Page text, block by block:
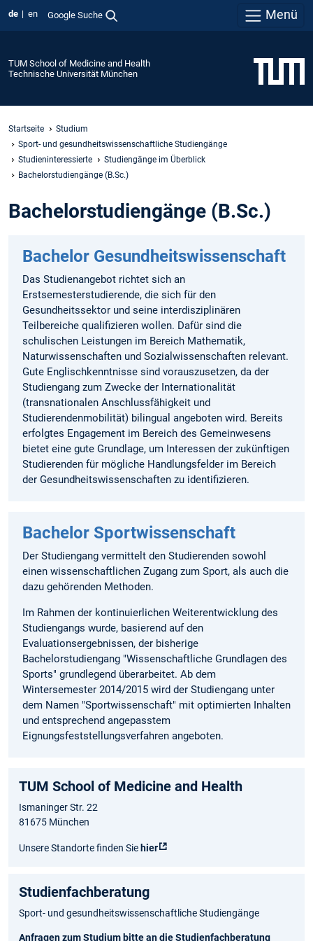
de en Google Suche Menü
TUM School of Medicine and Health
Technische Universität München
Startseite
Studium
Sport- und gesundheitswissenschaftliche Studiengänge
Studieninteressierte
Studiengänge im Überblick
Bachelorstudiengänge (B.Sc.)
Bachelorstudiengänge (B.Sc.)
Bachelor Gesundheitswissenschaft
Das Studienangebot richtet sich an
Erstsemesterstudierende, die sich für den
Gesundheitssektor und seine interdisziplinären
Teilbereiche qualifizieren wollen. Dafür sind die
schulischen Leistungen im Bereich Mathematik,
Naturwissenschaften und Sozialwissenschaften relevant.
Gute Englischkenntnisse sind vorauszusetzen, da der
Studiengang zum Zwecke der Internationalität
(transnationalen Anschlussfähigkeit und
Studierendenmobilität) bilingual angeboten wird. Bereits
erfolgtes Engagement im Bereich des Gemeinwesens
bietet eine gute Grundlage, um Interessen der zukünftigen
Studierenden für mögliche Handlungsfelder im Bereich
der Gesundheitswissenschaften zu identifizieren.
Bachelor Sportwissenschaft
Der Studiengang vermittelt den Studierenden sowohl
einen wissenschaftlichen Zugang zum Sport, als auch die
dazu gehörenden Methoden.
Im Rahmen der kontinuierlichen Weiterentwicklung des
Studiengangs wurde, basierend auf den
Evaluationsergebnissen, der bisherige
Bachelorstudiengang "Wissenschaftliche Grundlagen des
Sports" grundlegend überarbeitet. Ab dem
Wintersemester 2014/2015 wird der Studiengang unter
dem Namen "Sportwissenschaft" mit optimierten Inhalten
und entsprechend angepasstem
Eignungsfeststellungsverfahren angeboten.
TUM School of Medicine and Health
Ismaninger Str. 22
81675 München
Unsere Standorte finden Sie hier
Studienfachberatung
Sport- und gesundheitswissenschaftliche Studiengänge
Anfragen zum Studium bitte an die Studienfachberatung